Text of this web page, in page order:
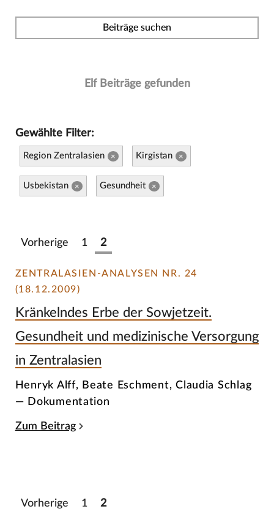
Beiträge suchen
Elf Beiträge gefunden
Gewählte Filter:
Region Zentralasien × Kirgistan ×
Usbekistan × Gesundheit ×
Vorherige 1 2
ZENTRALASIEN-ANALYSEN NR. 24
(18.12.2009)
Kränkelndes Erbe der Sowjetzeit.
Gesundheit und medizinische Versorgung
in Zentralasien
Henryk Alff, Beate Eschment, Claudia Schlag
— Dokumentation
Zum Beitrag
Vorherige 1 2